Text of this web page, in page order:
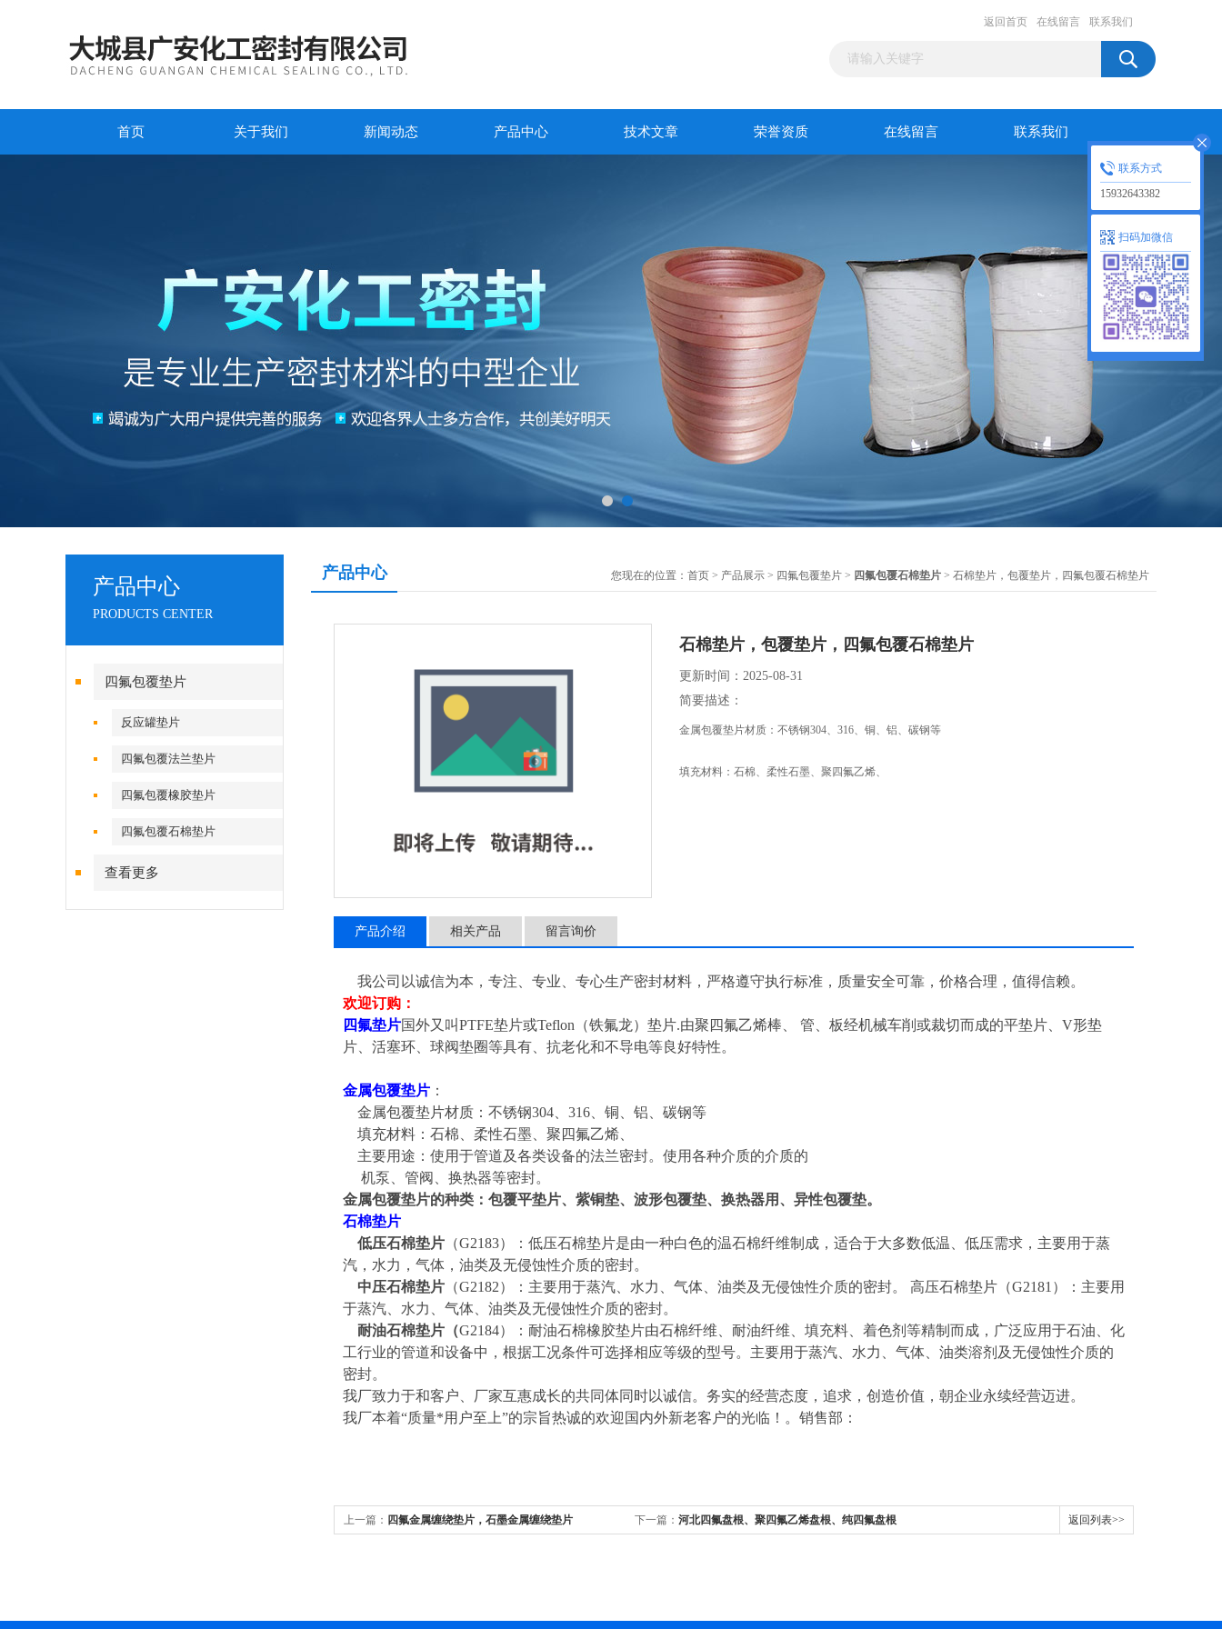
返回首页 在线留言 联系我们
首页 关于我们 新闻动态 产品中心 技术文章 荣誉资质 在线留言 联系我们
产品中心
PRODUCTS CENTER
四氟包覆垫片
反应罐垫片
四氟包覆法兰垫片
四氟包覆橡胶垫片
四氟包覆石棉垫片
查看更多
产品中心 您现在的位置： 首页 > 产品展示 > 四氟包覆垫片 > 四氟包覆石棉垫片 > 石棉垫片，包覆垫片，四氟包覆石棉垫片
石棉垫片，包覆垫片，四氟包覆石棉垫片
更新时间：2025-08-31
简要描述：
金属包覆垫片材质：不锈钢304、316、铜、铝、碳钢等
填充材料：石棉、柔性石墨、聚四氟乙烯、
产品介绍 相关产品 留言询价
我公司以诚信为本，专注、专业、专心生产密封材料，严格遵守执行标准，质量安全可靠，价格合理，值得信赖。
欢迎订购：
四氟垫片国外又叫PTFE垫片或Teflon（铁氟龙）垫片.由聚四氟乙烯棒、 管、板经机械车削或裁切而成的平垫片、V形垫
片、活塞环、球阀垫圈等具有、抗老化和不导电等良好特性。
金属包覆垫片 ：
金属包覆垫片材质：不锈钢304、316、铜、铝、碳钢等
填充材料：石棉、柔性石墨、聚四氟乙烯、
主要用途：使用于管道及各类设备的法兰密封。使用各种介质的介质的
机泵、管阀、换热器等密封。
金属包覆垫片的种类：包覆平垫片、紫铜垫、波形包覆垫、换热器用、异性包覆垫。
石棉垫片
低压石棉垫片 （G2183）：低压石棉垫片是由一种白色的温石棉纤维制成，适合于大多数低温、低压需求，主要用于蒸
汽，水力，气体，油类及无侵蚀性介质的密封。
中压石棉垫片 （G2182）：主要用于蒸汽、水力、气体、油类及无侵蚀性介质的密封。 高压石棉垫片（G2181）：主要用
于蒸汽、水力、气体、油类及无侵蚀性介质的密封。
耐油石棉垫片（G2184）：耐油石棉橡胶垫片由石棉纤维、耐油纤维、填充料、着色剂等精制而成，广泛应用于石油、化
工行业的管道和设备中，根据工况条件可选择相应等级的型号。主要用于蒸汽、水力、气体、油类溶剂及无侵蚀性介质的
密封。
我厂致力于和客户、厂家互惠成长的共同体同时以诚信。务实的经营态度，追求，创造价值，朝企业永续经营迈进。
我厂本着“质量*用户至上”的宗旨热诚的欢迎国内外新老客户的光临！。销售部：
上一篇： 四氟金属缠绕垫片，石墨金属缠绕垫片 下一篇： 河北四氟盘根、聚四氟乙烯盘根、纯四氟盘根 返回列表>>
联系方式
15932643382
扫码加微信